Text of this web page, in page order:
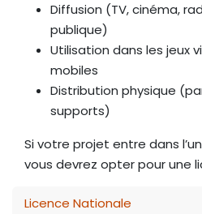
Diffusion (TV, cinéma,
publique)
Utilisation dans les jeux
mobiles
Distribution physique
supports)
Si votre projet entre dans
vous devrez opter pour une
Licence Nationale